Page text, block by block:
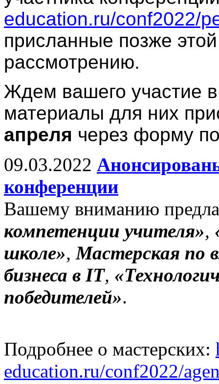
education.ru/conf2022/
присланные позже
рассмотрению.
Ждем вашего участие
материалы для них
апреля через форму
09.03.2022
конференции
Вашему вниманию
компетенции учителя»,
школе»,Мастерская по
бизнеса в IT,
победителей».
Подробнее о мастерских:
education.ru/conf2022/